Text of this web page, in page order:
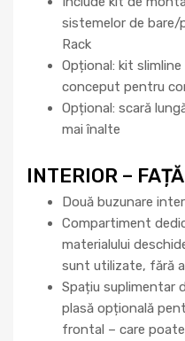
sistemelor de bare/
Rack
Opțional: kit
conceput pentru
Opțional: scară
mai înalte
INTERIOR – FAȚĂ
Două buzunare
Compartiment
materialului
sunt utilizate, fără
Spațiu suplimentar
plasă opțională
frontal – care